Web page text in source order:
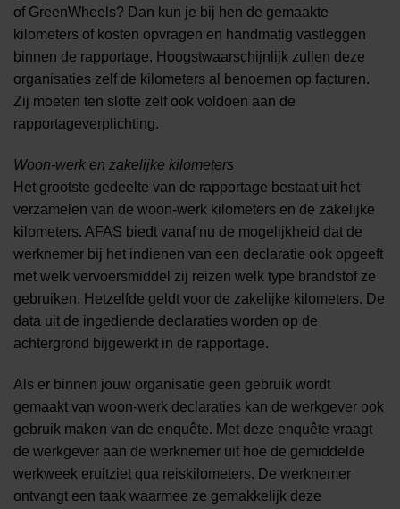
of GreenWheels? Dan kun je bij hen de gemaakte
kilometers of kosten opvragen en handmatig vastleggen
binnen de rapportage. Hoogstwaarschijnlijk zullen deze
organisaties zelf de kilometers al benoemen op facturen.
Zij moeten ten slotte zelf ook voldoen aan de
rapportageverplichting.
Woon-werk en zakelijke kilometers
Het grootste gedeelte van de rapportage bestaat uit het
verzamelen van de woon-werk kilometers en de zakelijke
kilometers. AFAS biedt vanaf nu de mogelijkheid dat de
werknemer bij het indienen van een declaratie ook opgeeft
met welk vervoersmiddel zij reizen welk type brandstof ze
gebruiken. Hetzelfde geldt voor de zakelijke kilometers. De
data uit de ingediende declaraties worden op de
achtergrond bijgewerkt in de rapportage.
Als er binnen jouw organisatie geen gebruik wordt
gemaakt van woon-werk declaraties kan de werkgever ook
gebruik maken van de enquête. Met deze enquête vraagt
de werkgever aan de werknemer uit hoe de gemiddelde
werkweek eruitziet qua reiskilometers. De werknemer
ontvangt een taak waarmee ze gemakkelijk deze